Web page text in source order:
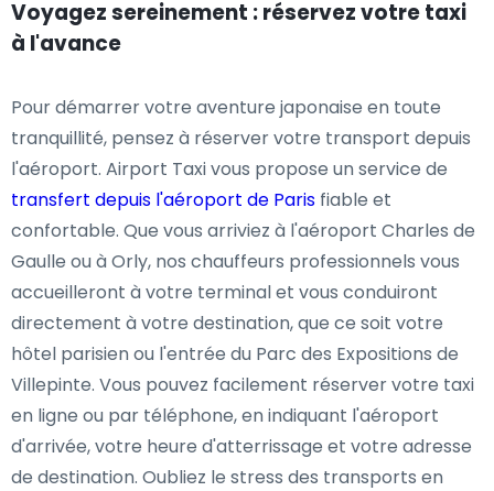
Voyagez sereinement : réservez votre taxi
à l'avance
Pour démarrer votre aventure japonaise en toute
tranquillité, pensez à réserver votre transport depuis
l'aéroport. Airport Taxi vous propose un service de
transfert depuis l'aéroport de Paris fiable et
confortable. Que vous arriviez à l'aéroport Charles de
Gaulle ou à Orly, nos chauffeurs professionnels vous
accueilleront à votre terminal et vous conduiront
directement à votre destination, que ce soit votre
hôtel parisien ou l'entrée du Parc des Expositions de
Villepinte. Vous pouvez facilement réserver votre taxi
en ligne ou par téléphone, en indiquant l'aéroport
d'arrivée, votre heure d'atterrissage et votre adresse
de destination. Oubliez le stress des transports en